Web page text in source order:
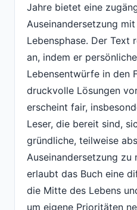
Jahre bietet eine
Auseinandersetzung
Lebensphase. Der Text
an, indem er
Lebensentwürfe in den
druckvolle Lösungen
erscheint fair,
Leser, die bereit sind,
gründliche, teilweise
Auseinandersetzung zu
erlaubt das Buch eine
die Mitte des Lebens
um eigene Prioritäten